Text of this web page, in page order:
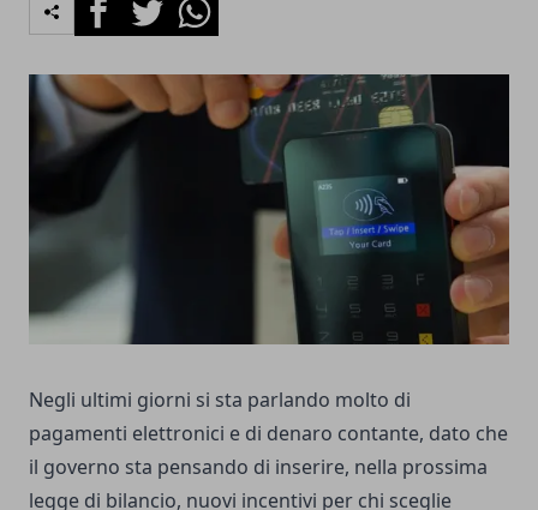
Negli ultimi giorni si sta parlando molto di
pagamenti elettronici e di denaro contante, dato che
il governo sta pensando di inserire, nella prossima
legge di bilancio, nuovi incentivi per chi sceglie